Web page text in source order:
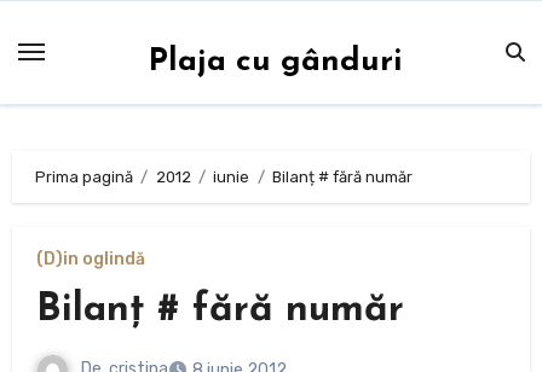
Plaja cu gânduri
Prima pagină 2012 iunie Bilanț # fără număr
(D)in oglindă
Bilanț # fără număr